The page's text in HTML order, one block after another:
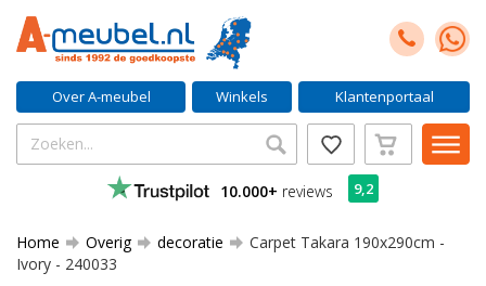
Over A-meubel Winkels Klantenportaal
10.000+ reviews 9,2
Home Overig decoratie
Carpet Takara 190x290cm -
Ivory - 240033